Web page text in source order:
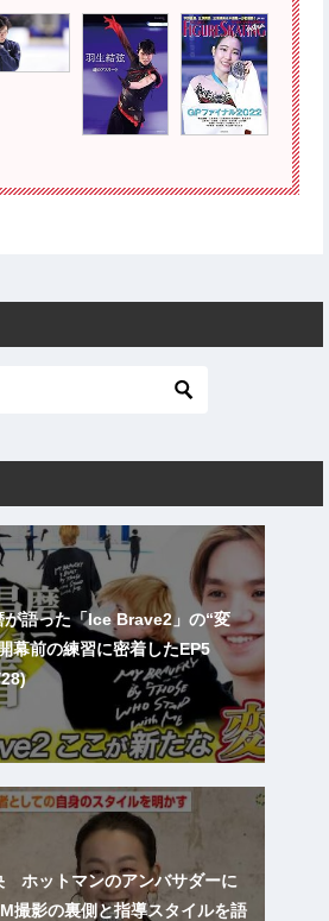
が語った「Ice Brave2」の“変
幕前の練習に密着したEP5
ホットマンのアンバサダーに
撮影の裏側と指導スタイルを語